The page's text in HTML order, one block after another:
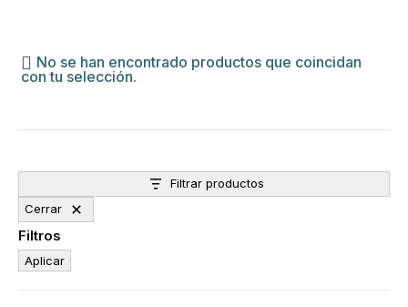
No se han encontrado productos que coincidan
con tu selección.
Filtrar productos
Cerrar
Filtros
Aplicar